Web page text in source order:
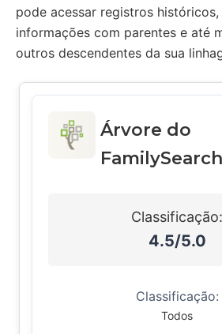
pode acessar registros
informações com parentes e até
outros descendentes da sua
Árvore do
FamilySearch
Classificação:
4.5/5.0
Classificação:
Todos